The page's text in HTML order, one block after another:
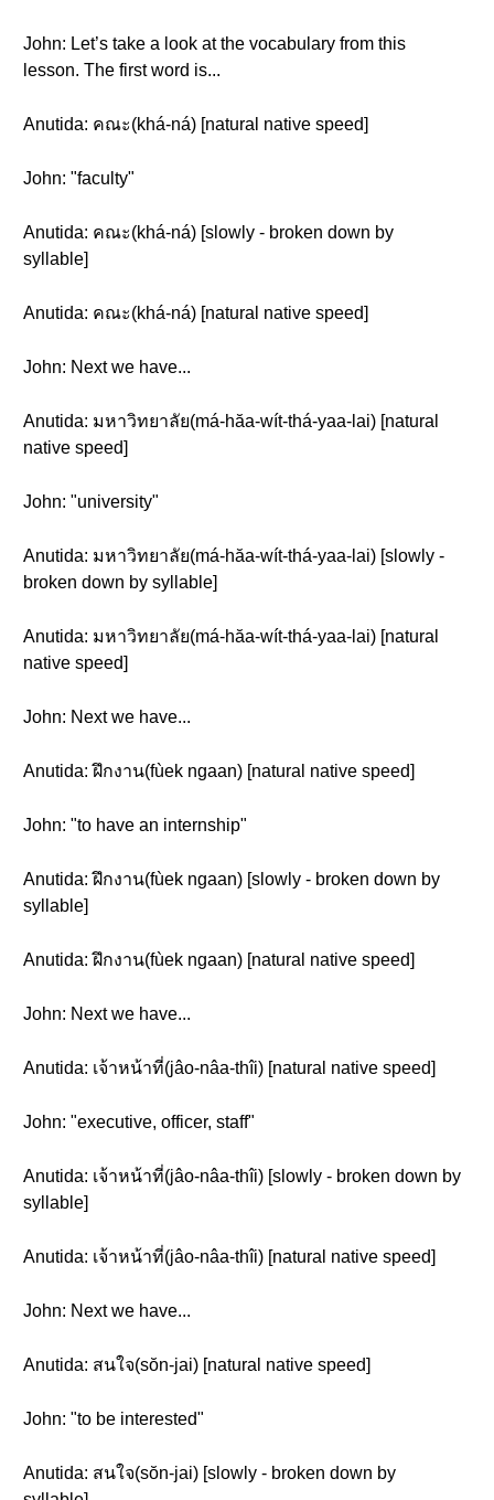
John: Let’s take a look at the vocabulary from this
lesson. The first word is...
Anutida: คณะ(khá-ná) [natural native speed]
John: "faculty"
Anutida: คณะ(khá-ná) [slowly - broken down by
syllable]
Anutida: คณะ(khá-ná) [natural native speed]
John: Next we have...
Anutida: มหาวิทยาลัย(má-hăa-wít-thá-yaa-lai) [natural
native speed]
John: "university"
Anutida: มหาวิทยาลัย(má-hăa-wít-thá-yaa-lai) [slowly -
broken down by syllable]
Anutida: มหาวิทยาลัย(má-hăa-wít-thá-yaa-lai) [natural
native speed]
John: Next we have...
Anutida: ฝึกงาน(fùek ngaan) [natural native speed]
John: "to have an internship"
Anutida: ฝึกงาน(fùek ngaan) [slowly - broken down by
syllable]
Anutida: ฝึกงาน(fùek ngaan) [natural native speed]
John: Next we have...
Anutida: เจ้าหน้าที่(jâo-nâa-thîi) [natural native speed]
John: "executive, officer, staff"
Anutida: เจ้าหน้าที่(jâo-nâa-thîi) [slowly - broken down by
syllable]
Anutida: เจ้าหน้าที่(jâo-nâa-thîi) [natural native speed]
John: Next we have...
Anutida: สนใจ(sŏn-jai) [natural native speed]
John: "to be interested"
Anutida: สนใจ(sŏn-jai) [slowly - broken down by